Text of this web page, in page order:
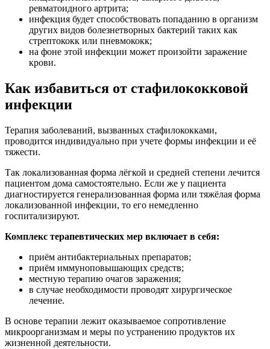
ревматоидного артрита;
инфекция будет способствовать попаданию в организм
других видов болезнетворных бактерий таких как
стрептококк или пневмококк;
на фоне этой инфекции может произойти заражение
крови.
Как избавиться от стафилококковой
инфекции
Терапия заболеваний, вызванных стафилококками,
проводится индивидуально при учете формы инфекции и её
тяжести.
Так локализованная форма лёгкой и средней степени лечится
пациентом дома самостоятельно. Если же у пациента
диагностируется генерализованная форма или тяжёлая форма
локализованной инфекции, то его немедленно
госпитализируют.
Комплекс терапевтических мер включает в себя:
приём антибактериальных препаратов;
приём иммуноповышающих средств;
местную терапию очагов заражения;
в случае необходимости проводят хирургическое
лечение.
В основе терапии лежит оказываемое сопротивление
микроорганизмам и меры по устранению продуктов их
жизненной деятельности.